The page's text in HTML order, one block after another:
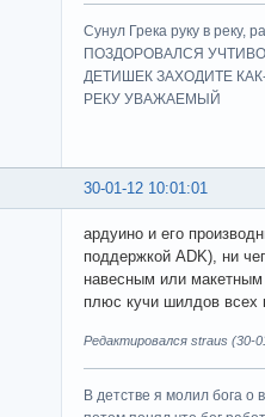
Сунул Грека руку в
ПОЗДОРОВАЛСЯ
ДЕТИШЕК ЗАХОДИТЕ
РЕКУ УВАЖАЕМЫЙ
30-01-12 10:01:01
ардуино и его
поддержкой ADK), ни
навесным или макетным
плюс кучи шилдов всех
Редактировался straus (30-
В детстве я молил бога о